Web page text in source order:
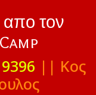
απο τον
|| Κος